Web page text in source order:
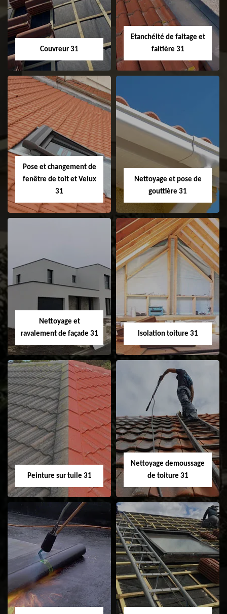
Couvreur 31
Couvreur 31
Etanchéité de faitage et
faitière 31
Etanchéité de
faitage et faitière
31
Pose et changement de
fenêtre de toit et Velux
31
Pose et
changement de
fenêtre de toit et
Velux 31
Nettoyage et pose de
gouttière 31
Nettoyage et pose
Nettoyage et
ravalement de façade 31
Nettoyage et
ravalement de
façade 31
Isolation toiture 31
Isolation toiture 31
Peinture sur tuile 31
Peinture sur tuile
31
Nettoyage demoussage
de toiture 31
Nettoyage
demoussage de
toiture 31